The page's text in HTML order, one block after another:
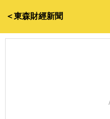
＜東森財經新聞